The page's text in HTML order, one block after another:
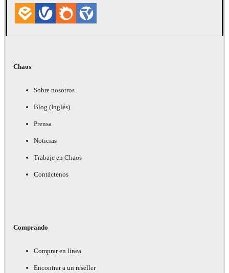
Chaos
Sobre nosotros
Blog (Inglés)
Prensa
Noticias
Trabaje en Chaos
Contáctenos
Comprando
Comprar en línea
Encontrar a un reseller